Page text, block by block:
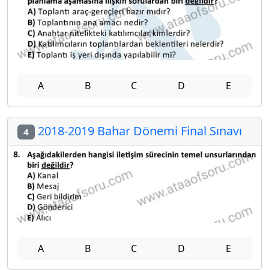
A B C D E
4 2018-2019 Bahar Dönemi Final Sınavı
A B C D E